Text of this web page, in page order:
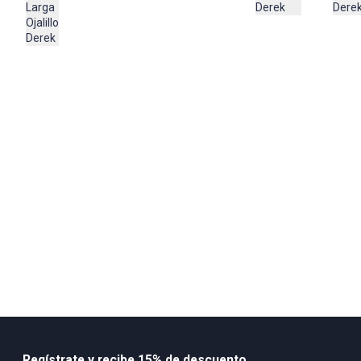
extendido en superficie plana, no retorcer, lavar y secar con colores
similares
Larga
Ojalillo
Derek
Derek